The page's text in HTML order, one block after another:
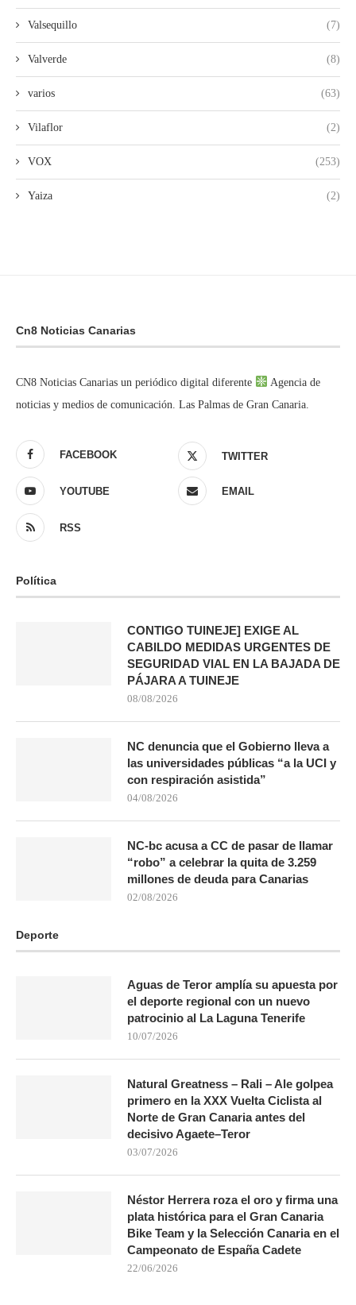
Valsequillo (7)
Valverde (8)
varios (63)
Vilaflor (2)
VOX (253)
Yaiza (2)
Cn8 Noticias Canarias
CN8 Noticias Canarias un periódico digital diferente
Agencia de
noticias y medios de comunicación. Las Palmas de Gran Canaria.
FACEBOOK TWITTER
YOUTUBE EMAIL
RSS
Política
CONTIGO TUINEJE] EXIGE AL
CABILDO MEDIDAS URGENTES DE
SEGURIDAD VIAL EN LA BAJADA DE
PÁJARA A TUINEJE
08/08/2026
NC denuncia que el Gobierno lleva a
las universidades públicas “a la UCI y
con respiración asistida”
04/08/2026
NC-bc acusa a CC de pasar de llamar
“robo” a celebrar la quita de 3.259
millones de deuda para Canarias
02/08/2026
Deporte
Aguas de Teror amplía su apuesta por
el deporte regional con un nuevo
patrocinio al La Laguna Tenerife
10/07/2026
Natural Greatness – Rali – Ale golpea
primero en la XXX Vuelta Ciclista al
Norte de Gran Canaria antes del
decisivo Agaete–Teror
03/07/2026
Néstor Herrera roza el oro y firma una
plata histórica para el Gran Canaria
Bike Team y la Selección Canaria en el
Campeonato de España Cadete
22/06/2026